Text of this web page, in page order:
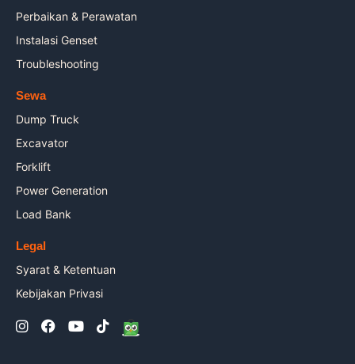
Perbaikan & Perawatan
Instalasi Genset
Troubleshooting
Sewa
Dump Truck
Excavator
Forklift
Power Generation
Load Bank
Legal
Syarat & Ketentuan
Kebijakan Privasi